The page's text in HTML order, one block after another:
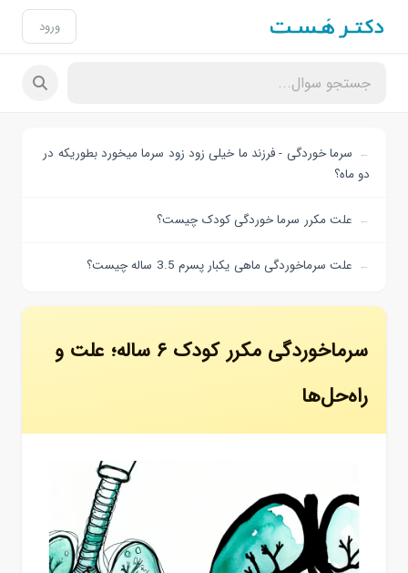
ورود
سرما خوردگی - فرزند ما خیلی زود زود سرما میخورد بطوریکه در
دو ماه؟
علت مکرر سرما خوردگی کودک چیست؟
علت سرماخوردگی ماهی یکبار پسرم 3.5 ساله چیست؟
سرماخوردگی مکرر کودک ۶ ساله؛ علت و
راه‌حل‌ها